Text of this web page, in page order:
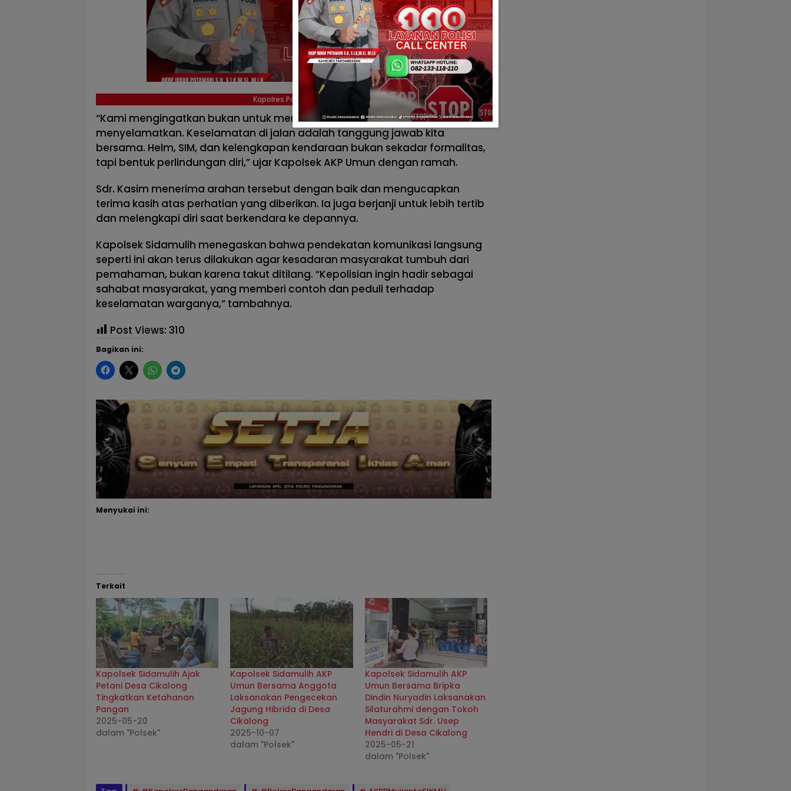
Kapolres Pangandaran
“Kami mengingatkan bukan untuk menghukum, tetapi untuk
menyelamatkan. Keselamatan di jalan adalah tanggung jawab kita
bersama. Helm, SIM, dan kelengkapan kendaraan bukan sekadar formalitas,
tapi bentuk perlindungan diri,” ujar Kapolsek AKP Umun dengan ramah.
Sdr. Kasim menerima arahan tersebut dengan baik dan mengucapkan
terima kasih atas perhatian yang diberikan. Ia juga berjanji untuk lebih tertib
dan melengkapi diri saat berkendara ke depannya.
Kapolsek Sidamulih menegaskan bahwa pendekatan komunikasi langsung
seperti ini akan terus dilakukan agar kesadaran masyarakat tumbuh dari
pemahaman, bukan karena takut ditilang. “Kepolisian ingin hadir sebagai
sahabat masyarakat, yang memberi contoh dan peduli terhadap
keselamatan warganya,” tambahnya.
Post Views: 310
Bagikan ini:
Menyukai ini:
Terkait
Kapolsek Sidamulih Ajak
Petani Desa Cikalong
Tingkatkan Ketahanan
Pangan
2025-05-20
dalam "Polsek"
Kapolsek Sidamulih AKP
Umun Bersama Anggota
Laksanakan Pengecekan
Jagung Hibrida di Desa
Cikalong
2025-10-07
dalam "Polsek"
Kapolsek Sidamulih AKP
Umun Bersama Bripka
Dindin Nuryadin Laksanakan
Silaturahmi dengan Tokoh
Masyarakat Sdr. Usep
Hendri di Desa Cikalong
2025-05-21
dalam "Polsek"